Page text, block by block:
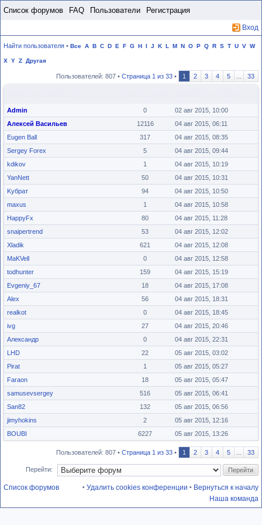
Список форумов FAQ Пользователи Регистрация
Вход
Найти пользователя • Все A B C D E F G H I J K L M N O P Q R S T U V W
X Y Z Другая
Пользователей: 807 • Страница 1 из 33 • 1 2 3 4 5 33
Admin 0
02 авг 2015, 10:00
Алексей Васильев
12116
04 авг 2015, 06:11
Eugen Ball
317
04 авг 2015, 08:35
Sergey Forex
5
04 авг 2015, 09:44
kdikov
1
04 авг 2015, 10:19
YanNett
50
04 авг 2015, 10:31
Kубрат
94
04 авг 2015, 10:50
maxus
1
04 авг 2015, 10:58
HappyFx
80
04 авг 2015, 11:28
snaipertrend
53
04 авг 2015, 12:02
Xladik
621
04 авг 2015, 12:08
MaKVell
0
04 авг 2015, 12:58
todhunter
159
04 авг 2015, 15:19
Evgeniy_67
18
04 авг 2015, 17:08
Alex
56
04 авг 2015, 18:31
realkot
0
04 авг 2015, 18:45
ivg
27
04 авг 2015, 20:46
Александр
0
04 авг 2015, 22:31
LHD
22
05 авг 2015, 03:02
Pirat
1
05 авг 2015, 05:27
Faraon
18
05 авг 2015, 05:47
samusevsergey
516
05 авг 2015, 06:41
San82
132
05 авг 2015, 06:56
jimyhokins
2
05 авг 2015, 12:16
BOUBI
6227 05 авг 2015, 13:26
Пользователей: 807 • Страница 1 из 33 • 1 2 3 4 5 33
Перейти:
Список форумов • Вернуться к началу
• Удалить cookies конференции
Наша команда